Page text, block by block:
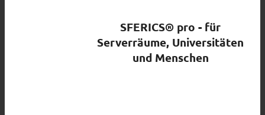
SFERICS® pro - für
Serverräume, Universitäten
und Menschen